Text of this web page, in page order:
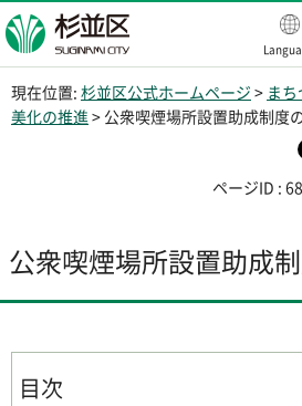
杉並区
現在位置: 杉並区公式ホームページ > ま
美化の推進> 公衆喫煙場所設置助成制度
ページID :
公衆喫煙場所設置助成
目次